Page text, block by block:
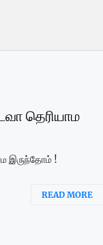
தெரியாம
இருந்தோம் !
READ MORE